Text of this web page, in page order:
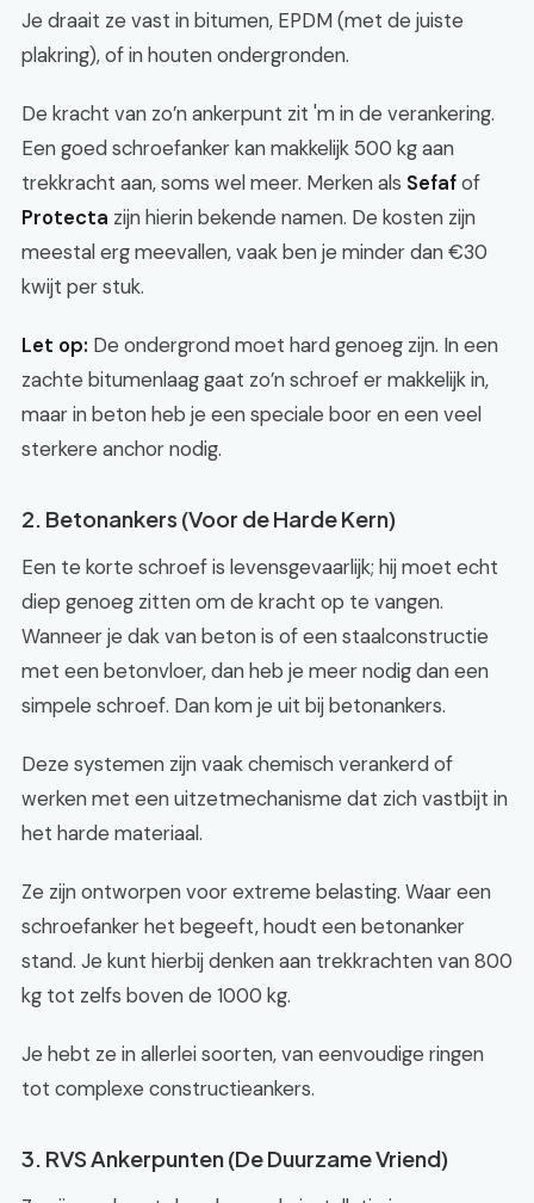
Je draait ze vast in bitumen, EPDM (met de juiste
plakring), of in houten ondergronden.
De kracht van zo’n ankerpunt zit 'm in de verankering.
Een goed schroefanker kan makkelijk 500 kg aan
trekkracht aan, soms wel meer. Merken als Sefafof
Protecta zijn hierin bekende namen. De kosten zijn
meestal erg meevallen, vaak ben je minder dan €30
kwijt per stuk.
Let op: De ondergrond moet hard genoeg zijn. In een
zachte bitumenlaag gaat zo’n schroef er makkelijk in,
maar in beton heb je een speciale boor en een veel
sterkere anchor nodig.
2. Betonankers (Voor de Harde Kern)
Een te korte schroef is levensgevaarlijk; hij moet echt
diep genoeg zitten om de kracht op te vangen.
Wanneer je dak van beton is of een staalconstructie
met een betonvloer, dan heb je meer nodig dan een
simpele schroef. Dan kom je uit bij betonankers.
Deze systemen zijn vaak chemisch verankerd of
werken met een uitzetmechanisme dat zich vastbijt in
het harde materiaal.
Ze zijn ontworpen voor extreme belasting. Waar een
schroefanker het begeeft, houdt een betonanker
stand. Je kunt hierbij denken aan trekkrachten van 800
kg tot zelfs boven de 1000 kg.
Je hebt ze in allerlei soorten, van eenvoudige ringen
tot complexe constructieankers.
3. RVS Ankerpunten (De Duurzame Vriend)